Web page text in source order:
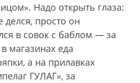
Надо открыть глаза:
делся, просто он
в совок с баблом — за
магазинах еда
а на прилавках
ГУЛАГ», за